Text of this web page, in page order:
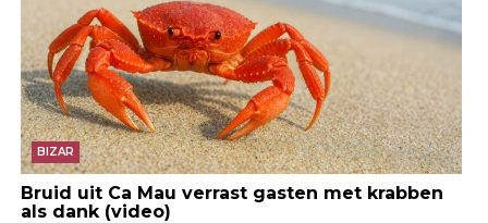
BIZAR
Bruid uit Ca Mau verrast gasten met krabben
als dank (video)